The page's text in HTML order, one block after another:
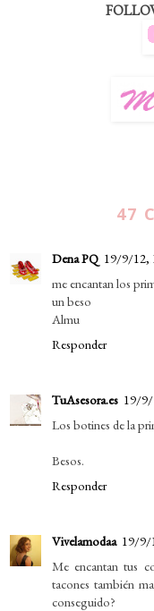
47
Dena PQ 19/9/12,
me encantan los
un beso
Almu
Responder
TuAsesora.es 19/9/
Los botines de la
Besos.
Responder
Vivelamodaa 19/9/
Me encantan tus
tacones también
conseguido?